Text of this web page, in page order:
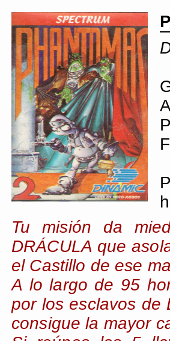
Tu misión da
DRÁCULA que
el Castillo de ese
A lo largo de 95
por los esclavos de
consigue la mayor